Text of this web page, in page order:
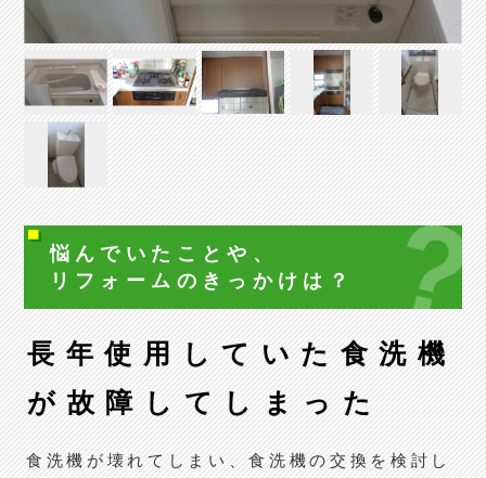
悩んでいたことや、
リフォームの きっかけは？
長年使用していた食洗機
が故障してしまった
食洗機が壊れてしまい、食洗機の交換を検討し